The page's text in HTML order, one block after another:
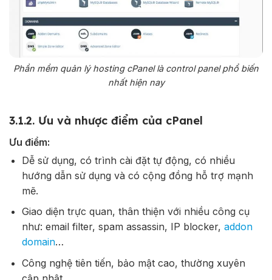
Phần mềm quản lý hosting cPanel là control panel phổ biến
nhất hiện nay
3.1.2. Ưu và nhược điểm của cPanel
Ưu điểm:
Dễ sử dụng, có trình cài đặt tự động, có nhiều
hướng dẫn sử dụng và có cộng đồng hỗ trợ mạnh
mẽ.
Giao diện trực quan, thân thiện với nhiều công cụ
như: email filter, spam assassin, IP blocker, addon
domain…
Công nghệ tiên tiến, bảo mật cao, thường xuyên